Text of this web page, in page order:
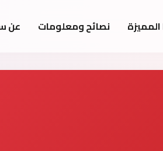
المميزة نصائح ومعلومات عن